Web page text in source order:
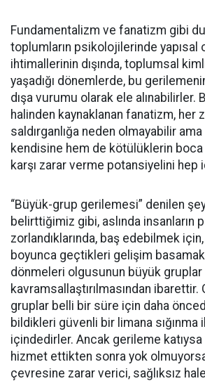
Fundamentalizm ve fanatizm gibi
toplumların psikolojilerinde yapısal
ihtimallerinin dışında, toplumsal
yaşadığı dönemlerde, bu
dışa vurumu olarak ele alınabilirler.
halinden kaynaklanan fanatizm, her
saldırganlığa neden olmayabilir
kendisine hem de kötülüklerin boca
karşı zarar verme potansiyelini hep
“Büyük-grup gerilemesi” denilen
belirttiğimiz gibi, aslında insanların
zorlandıklarında, baş edebilmek
boyunca geçtikleri gelişim
dönmeleri olgusunun büyük gruplar
kavramsallaştırılmasından
gruplar belli bir süre için daha
bildikleri güvenli bir limana sığınma
içindedirler. Ancak gerileme
hizmet ettikten sonra yok
çevresine zarar verici, sağlıksız